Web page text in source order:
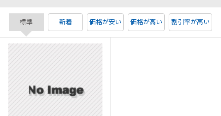
標準 新着 価格が安い 価格が高い 割引率が高い